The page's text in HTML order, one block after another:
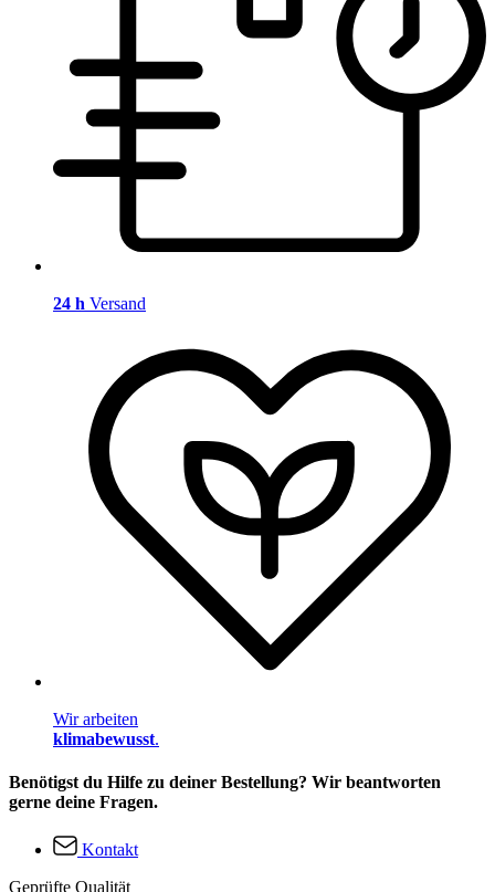
24 h Versand
Wir arbeiten
klimabewusst.
Benötigst du Hilfe zu deiner Bestellung? Wir beantworten
gerne deine Fragen.
Kontakt
Geprüfte Qualität